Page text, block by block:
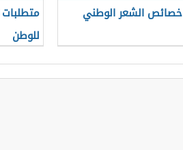
خصائص الشعر الوطني
متطلبات
للوطن